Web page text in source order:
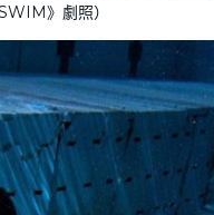
》劇照）